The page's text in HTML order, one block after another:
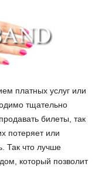
платных услуг или
тщательно
билеты, так
потеряет или
Так что лучше
который позволит